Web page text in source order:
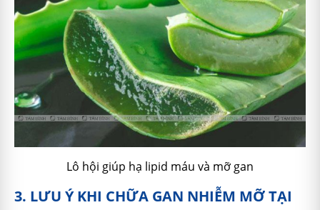
Lô hội giúp hạ lipid máu và mỡ gan
3. LƯU Ý KHI CHỮA GAN NHIỄM MỠ TẠI